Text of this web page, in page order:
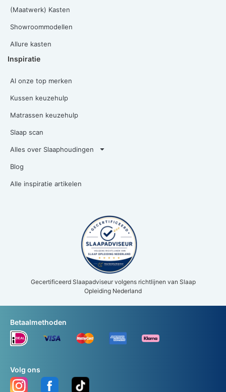
(Maatwerk) Kasten
Showroommodellen
Allure kasten
Inspiratie
Al onze top merken
Kussen keuzehulp
Matrassen keuzehulp
Slaap scan
Alles over Slaaphoudingen
Blog
Alle inspiratie artikelen
Gecertificeerd Slaapadviseur volgens richtlijnen van Slaap
Opleiding Nederland
Volg ons
Betaalmethoden